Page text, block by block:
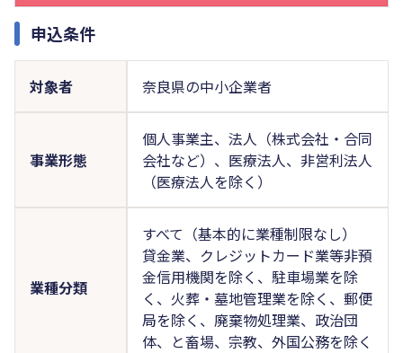
申込条件
対象者 奈良県の中小企業者
事業形態
個人事業主、法人（株式会社・合同
会社など）、医療法人、非営利法人
（医療法人を除く）
業種分類
すべて（基本的に業種制限なし）
貸金業、クレジットカード業等非預
金信用機関を除く、駐車場業を除
く、火葬・墓地管理業を除く、郵便
局を除く、廃棄物処理業、政治団
体、と畜場、宗教、外国公務を除く